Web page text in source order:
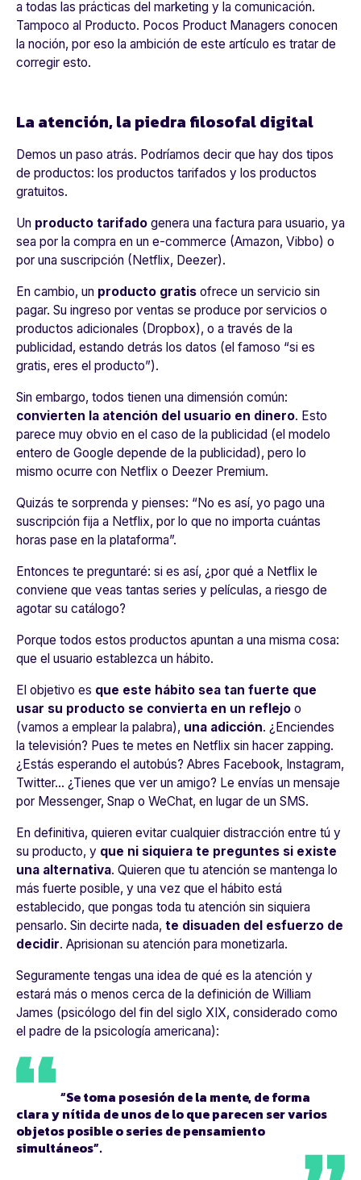
a todas las prácticas del marketing y la comunicación.
Tampoco al Producto. Pocos Product Managers conocen
la noción, por eso la ambición de este artículo es tratar de
corregir esto.
La atención, la piedra filosofal digital
Demos un paso atrás. Podríamos decir que hay dos tipos
de productos: los productos tarifados y los productos
gratuitos.
Un producto tarifado genera una factura para usuario, ya
sea por la compra en un e-commerce (Amazon, Vibbo) o
por una suscripción (Netflix, Deezer).
En cambio, un producto gratis ofrece un servicio sin
pagar. Su ingreso por ventas se produce por servicios o
productos adicionales (Dropbox), o a través de la
publicidad, estando detrás los datos (el famoso “si es
gratis, eres el producto”).
Sin embargo, todos tienen una dimensión común:
convierten la atención del usuario en dinero. Esto
parece muy obvio en el caso de la publicidad (el modelo
entero de Google depende de la publicidad), pero lo
mismo ocurre con Netflix o Deezer Premium.
Quizás te sorprenda y pienses: “No es así, yo pago una
suscripción fija a Netflix, por lo que no importa cuántas
horas pase en la plataforma”.
Entonces te preguntaré: si es así, ¿por qué a Netflix le
conviene que veas tantas series y películas, a riesgo de
agotar su catálogo?
Porque todos estos productos apuntan a una misma cosa:
que el usuario establezca un hábito.
El objetivo es que este hábito sea tan fuerte que
usar su producto se convierta en un reflejo o
(vamos a emplear la palabra), una adicción. ¿Enciendes
la televisión? Pues te metes en Netflix sin hacer zapping.
¿Estás esperando el autobús? Abres Facebook, Instagram,
Twitter… ¿Tienes que ver un amigo? Le envías un mensaje
por Messenger, Snap o WeChat, en lugar de un SMS.
En definitiva, quieren evitar cualquier distracción entre tú y
su producto, y que ni siquiera te preguntes si existe
una alternativa. Quieren que tu atención se mantenga lo
más fuerte posible, y una vez que el hábito está
establecido, que pongas toda tu atención sin siquiera
pensarlo. Sin decirte nada, te disuaden del esfuerzo de
decidir. Aprisionan su atención para monetizarla.
Seguramente tengas una idea de qué es la atención y
estará más o menos cerca de la definición de William
James (psicólogo del fin del siglo XIX, considerado como
el padre de la psicología americana):
“Se toma posesión de la mente, de forma
clara y nítida de unos de lo que parecen ser varios
objetos posible o series de pensamiento
simultáneos”.